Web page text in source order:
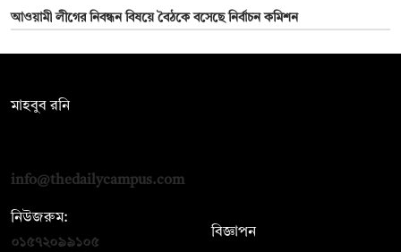
আওয়ামী লীগের নিবন্ধন বিষয়ে বৈঠকে বসেছে নির্বাচন কমিশন
মাহবুব রনি
info@thedailycampus.com
নিউজরুম:
০১৫৭২০৯৯১০৫
বিজ্ঞাপন